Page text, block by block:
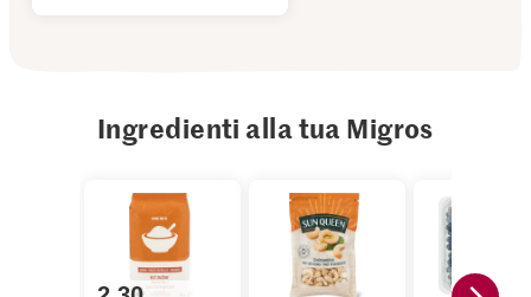
Ingredienti alla tua Migros